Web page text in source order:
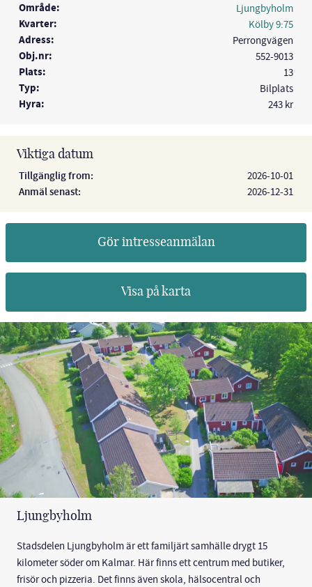
Område: Ljungbyholm
Kvarter: Kölby 9:75
Adress: Perrongvägen
Obj.nr: 552-9013
Plats: 13
Typ: Bilplats
Hyra: 243 kr
Viktiga datum
Tillgänglig from:
2026-10-01
Anmäl senast:
2026-12-31
Gör intresseanmälan
Visa på karta
Ljungbyholm
Stadsdelen Ljungbyholm är ett familjärt samhälle drygt 15
kilometer söder om Kalmar. Här finns ett centrum med butiker,
frisör och pizzeria. Det finns även skola, hälsocentral och